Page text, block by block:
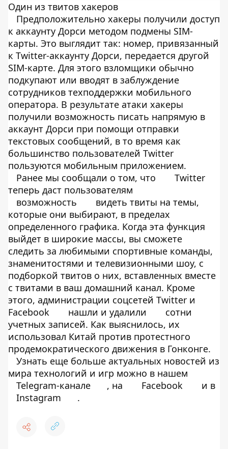
Один из твитов хакеров
Предположительно хакеры получили доступ
к аккаунту Дорси методом подмены SIM-
карты. Это выглядит так: номер, привязанный
к Twitter-аккаунту Дорси, передается другой
SIM-карте. Для этого взломщики обычно
подкупают или вводят в заблуждение
сотрудников техподдержки мобильного
оператора. В результате атаки хакеры
получили возможность писать напрямую в
аккаунт Дорси при помощи отправки
текстовых сообщений, в то время как
большинство пользователей Twitter
пользуются мобильным приложением.
Ранее мы сообщали о том, что
Twitter
теперь даст пользователям
возможность
видеть твиты на темы,
которые они выбирают, в пределах
определенного графика. Когда эта функция
выйдет в широкие массы, вы сможете
следить за любимыми спортивные команды,
знаменитостями и телевизионными шоу, с
подборкой твитов о них, вставленных вместе
с твитами в ваш домашний канал. Кроме
этого, администрации соцсетей Twitter и
Facebook
нашли и удалили
сотни
учетных записей. Как выяснилось, их
использовал Китай против протестного
продемократического движения в Гонконге.
Узнать еще больше актуальных новостей из
мира технологий и игр можно в нашем
Telegram-канале
, на Facebook
и в
Instagram
.